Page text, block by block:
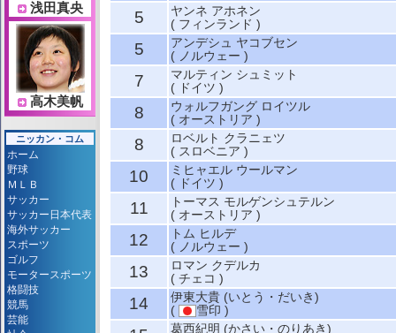
5
ヤンネ アホネン
( フィンランド )
5
アンデシュ ヤコブセン
( ノルウェー )
7
マルティン シュミット
( ドイツ )
8
ウォルフガング ロイツル
( オーストリア )
8
ロベルト クラニェツ
( スロベニア )
10
ミヒャエル ウールマン
( ドイツ )
11
トーマス モルゲンシュテルン
( オーストリア )
12
トム ヒルデ
( ノルウェー )
13
ロマン クデルカ
( チェコ )
14
伊東大貴 (いとう・だいき)
(
雪印 )
葛西紀明 (かさい・のりあき)
浅田真央
高木美帆
ニッカン・コム
ホーム
野球
ＭＬＢ
サッカー
サッカー日本代表
海外サッカー
スポーツ
ゴルフ
モータースポーツ
格闘技
競馬
芸能